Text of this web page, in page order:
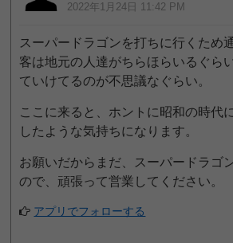
2022年1月24日 11:42 PM
スーパードラゴンを打ちに行くため
客は地元の人達がちらほらいるぐら
ていけてるのが不思議なぐらい。
ここに来ると、ホントに昭和の時代
したような気持ちになります。
お願いだからまだ、スーパードラゴ
ので、頑張って営業してください。
アプリでフォローする